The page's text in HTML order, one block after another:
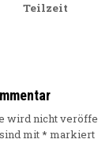
Teilzeit
wird nicht
mit* markiert